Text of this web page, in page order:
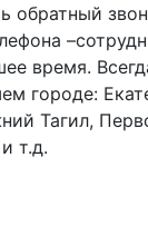
обратный
время.
городе:
Тагил,
т.д.